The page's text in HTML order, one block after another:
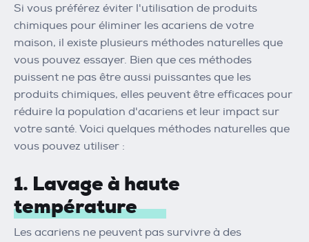
Si vous préférez éviter l'utilisation de produits
chimiques pour éliminer les acariens de votre
maison, il existe plusieurs méthodes naturelles que
vous pouvez essayer. Bien que ces méthodes
puissent ne pas être aussi puissantes que les
produits chimiques, elles peuvent être efficaces pour
réduire la population d'acariens et leur impact sur
votre santé. Voici quelques méthodes naturelles que
vous pouvez utiliser :
1. Lavage à haute
température
Les acariens ne peuvent pas survivre à des